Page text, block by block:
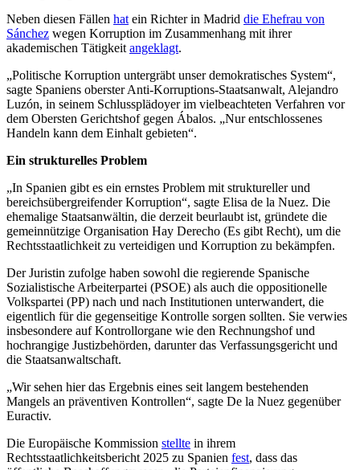
Neben diesen Fällen hat ein Richter in Madrid die Ehefrau von
Sánchez wegen Korruption im Zusammenhang mit ihrer
akademischen Tätigkeit angeklagt.
„Politische Korruption untergräbt unser demokratisches System“,
sagte Spaniens oberster Anti-Korruptions-Staatsanwalt, Alejandro
Luzón, in seinem Schlussplädoyer im vielbeachteten Verfahren vor
dem Obersten Gerichtshof gegen Ábalos. „Nur entschlossenes
Handeln kann dem Einhalt gebieten“.
Ein strukturelles Problem
„In Spanien gibt es ein ernstes Problem mit struktureller und
bereichsübergreifender Korruption“, sagte Elisa de la Nuez. Die
ehemalige Staatsanwältin, die derzeit beurlaubt ist, gründete die
gemeinnützige Organisation Hay Derecho (Es gibt Recht), um die
Rechtsstaatlichkeit zu verteidigen und Korruption zu bekämpfen.
Der Juristin zufolge haben sowohl die regierende Spanische
Sozialistische Arbeiterpartei (PSOE) als auch die oppositionelle
Volkspartei (PP) nach und nach Institutionen unterwandert, die
eigentlich für die gegenseitige Kontrolle sorgen sollten. Sie verwies
insbesondere auf Kontrollorgane wie den Rechnungshof und
hochrangige Justizbehörden, darunter das Verfassungsgericht und
die Staatsanwaltschaft.
„Wir sehen hier das Ergebnis eines seit langem bestehenden
Mangels an präventiven Kontrollen“, sagte De la Nuez gegenüber
Euractiv.
Die Europäische Kommission stellte in ihrem
Rechtsstaatlichkeitsbericht 2025 zu Spanien fest, dass das